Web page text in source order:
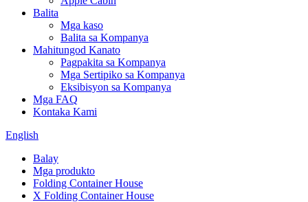
Balita
Mga kaso
Balita sa Kompanya
Mahitungod Kanato
Pagpakita sa Kompanya
Mga Sertipiko sa Kompanya
Eksibisyon sa Kompanya
Mga FAQ
Kontaka Kami
English
Balay
Mga produkto
Folding Container House
X Folding Container House